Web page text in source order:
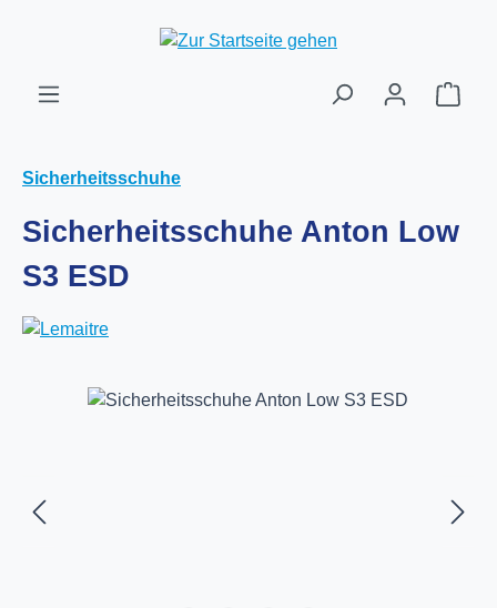
Zum Hauptinhalt springen
Sicherheitsschuhe
Sicherheitsschuhe Anton Low
S3 ESD
Bildergalerie überspringen